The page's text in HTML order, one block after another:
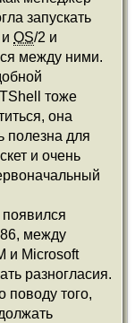
запускать
OS/2 и
между ними.
тоже
она
полезна для
и очень
появился
между
и Microsoft
разногласия.
поводу того,